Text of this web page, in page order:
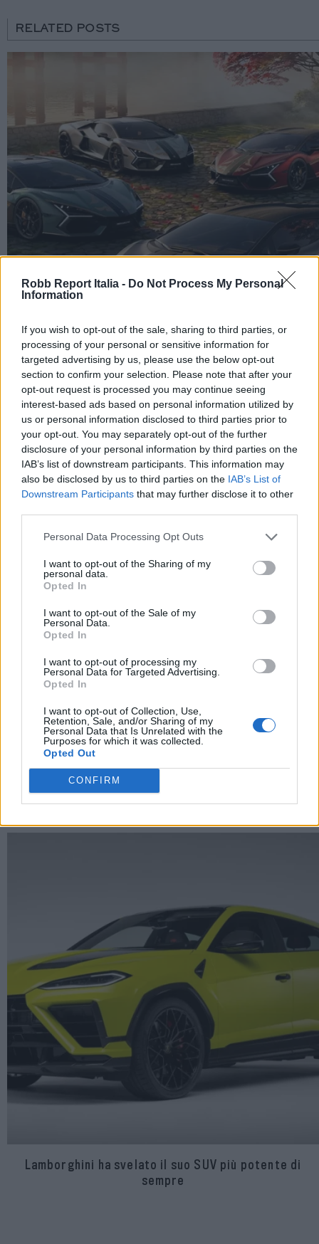
Robb Report Italia - Do Not Process My Personal
Information
If you wish to opt-out of the sale, sharing to third parties, or
processing of your personal or sensitive information for
targeted advertising by us, please use the below opt-out
section to confirm your selection. Please note that after your
opt-out request is processed you may continue seeing
interest-based ads based on personal information utilized by
us or personal information disclosed to third parties prior to
your opt-out. You may separately opt-out of the further
disclosure of your personal information by third parties on the
IAB’s list of downstream participants. This information may
also be disclosed by us to third parties on the IAB’s List of
Downstream Participants that may further disclose it to other
Personal Data Processing Opt Outs
I want to opt-out of the Sharing of my
personal data.
Opted In
I want to opt-out of the Sale of my
Personal Data.
Opted In
I want to opt-out of processing my
Personal Data for Targeted Advertising.
Opted In
I want to opt-out of Collection, Use,
Retention, Sale, and/or Sharing of my
Personal Data that Is Unrelated with the
Purposes for which it was collected.
Opted Out
CONFIRM
RELATED POSTS
Revuelto Impavido è una serie ultra esclusiva ispirata
ai samurai
Ferrari 849 Testarossa, come si comporta in pista
sotto la pioggia
Lamborghini ha svelato il suo SUV più potente di
sempre